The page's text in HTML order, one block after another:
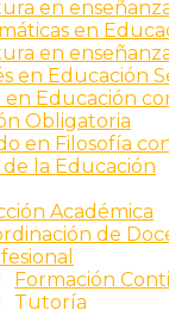
en
en
en
en Educación
en Educación
Obligatoria
en Filosofía
la Educación
Académica
de
Formación
Tutoría